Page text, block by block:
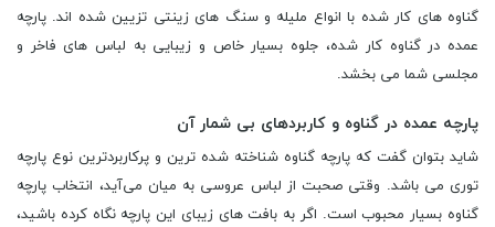
گناوه های کار شده با انواع ملیله و سنگ های زینتی تزیین شده اند. پارچه
عمده در گناوه کار شده، جلوه بسیار خاص و زیبایی به لباس های فاخر و
مجلسی شما می بخشد.
پارچه عمده در گناوه و کاربردهای بی شمار آن
شاید بتوان گفت که پارچه گناوه شناخته شده ترین و پرکاربردترین نوع پارچه
توری می باشد. وقتی صحبت از لباس عروسی به میان می‌آید، انتخاب پارچه
گناوه بسیار محبوب است. اگر به بافت های زیبای این پارچه نگاه کرده باشید،